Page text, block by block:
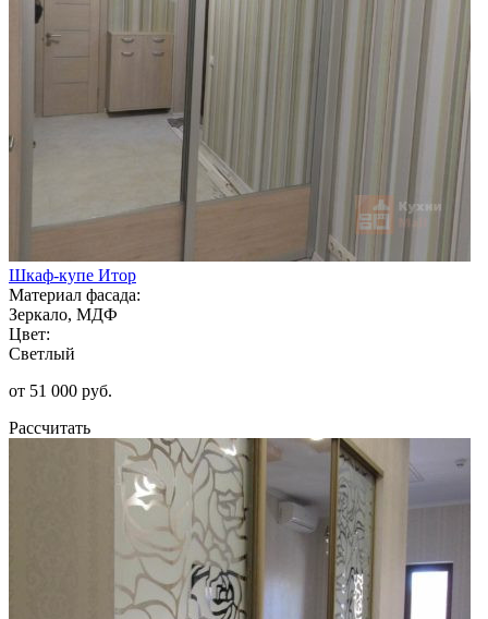
Шкаф-купе Итор
Материал фасада:
Зеркало, МДФ
Цвет:
Светлый
от 51 000 руб.
Рассчитать